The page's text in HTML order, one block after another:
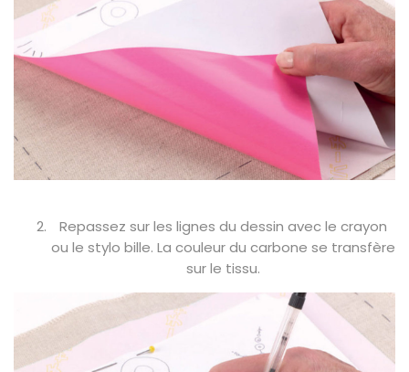
Repassez sur les lignes du dessin avec le crayon
ou le stylo bille. La couleur du carbone se transfère
sur le tissu.